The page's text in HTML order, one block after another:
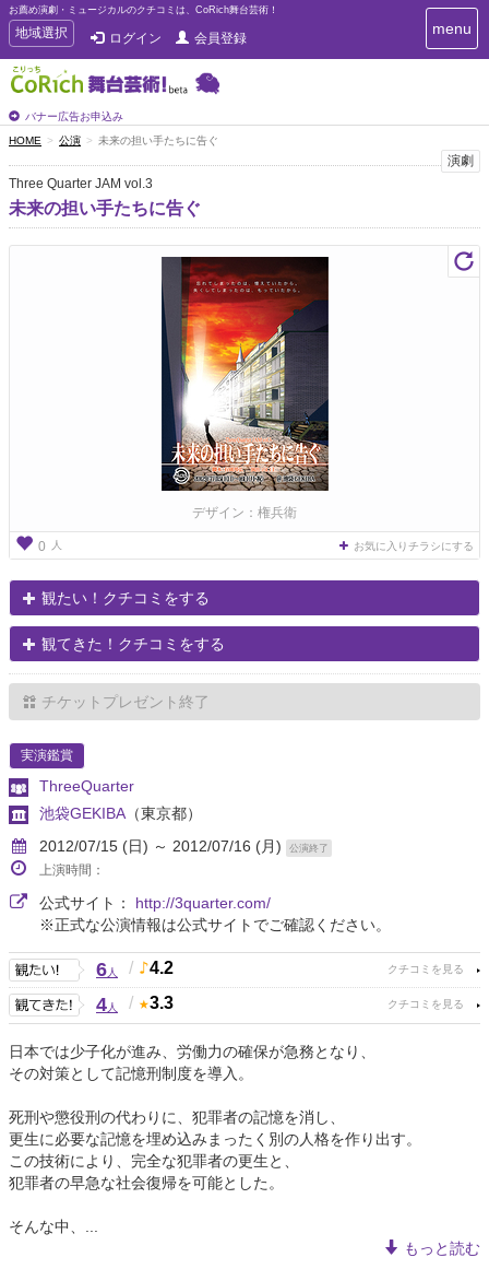
お薦め演劇・ミュージカルのクチコミは、CoRich舞台芸術！
T
o
g
g
e
n
a
v
i
g
地域選択 ログイン 会員登録
バナー広告お申込み
T
o
i
g
menu
HOME 公演 未来の担い手たちに告ぐ
演劇
Three Quarter JAM vol.3
未来の担い手たちに告ぐ
デザイン：権兵衛
0 人 お気に入りチラシにする
観たい！クチコミをする
観てきた！クチコミをする
チケットプレゼント終了
実演鑑賞
ThreeQuarter
池袋GEKIBA （東京都）
2012/07/15 (日) ～ 2012/07/16 (月)
公演終了
上演時間：
公式サイト： http://3quarter.com/
※正式な公演情報は公式サイトでご確認ください。
6人 / 4.2
4人 / 3.3
日本では少子化が進み、労働力の確保が急務となり、
その対策として記憶刑制度を導入。
死刑や懲役刑の代わりに、犯罪者の記憶を消し、
更生に必要な記憶を埋め込みまったく別の人格を作り出す。
この技術により、完全な犯罪者の更生と、
犯罪者の早急な社会復帰を可能とした。
そんな中、...
もっと読む